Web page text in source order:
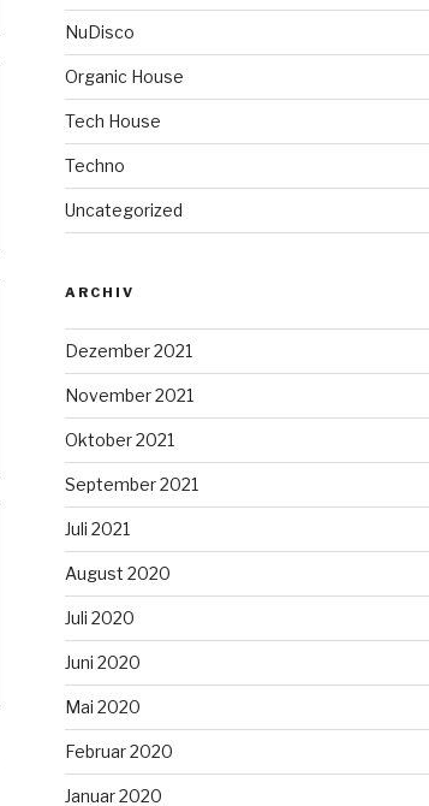
NuDisco
Organic House
Tech House
Techno
Uncategorized
ARCHIV
Dezember 2021
November 2021
Oktober 2021
September 2021
Juli 2021
August 2020
Juli 2020
Juni 2020
Mai 2020
Februar 2020
Januar 2020